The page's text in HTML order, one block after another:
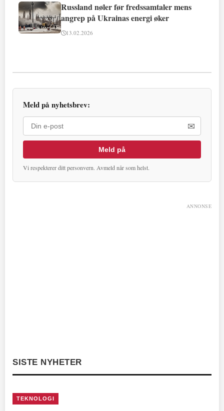
Russland nøler før fredssamtaler mens
angrep på Ukrainas energi øker
13.02.2026
Meld på nyhetsbrev:
✉
Meld på
Vi respekterer ditt personvern. Avmeld når som helst.
ANNONSE
SISTE NYHETER
TEKNOLOGI